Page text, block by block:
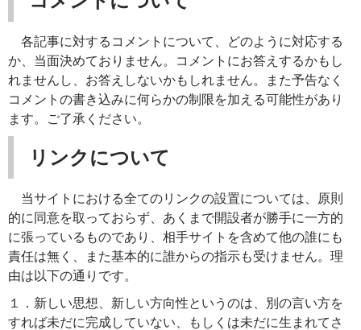
各記事に対するコメントについて、どのように対応する
か、当面決めておりません。コメントにお答えするかもし
れませんし、お答えしないかもしれません。また予告なく
コメントの書き込みに何らかの制限を加える可能性があり
ます。ご了承ください。
リンクについて
当サイトにおける全てのリンクの設置については、原則
的に同意を取っておらず、あくまで開設者が勝手に一方的
に張っているものであり、相手サイトを含めて他の誰にも
責任は無く、また基本的に誰からの指示も受けません。理
由は以下の通りです。
１．新しい思想、新しい方向性というのは、別の言い方を
すれば未だに完成していない、もしくは未だに生まれてさ